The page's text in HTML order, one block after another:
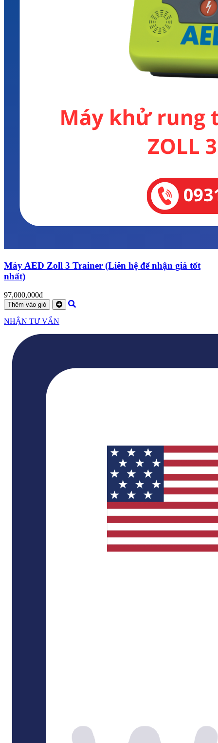
Máy AED Zoll 3 Trainer (Liên hệ để nhận giá tốt
nhất)
97,000,000đ
Thêm vào giỏ
NHẬN TƯ VẤN